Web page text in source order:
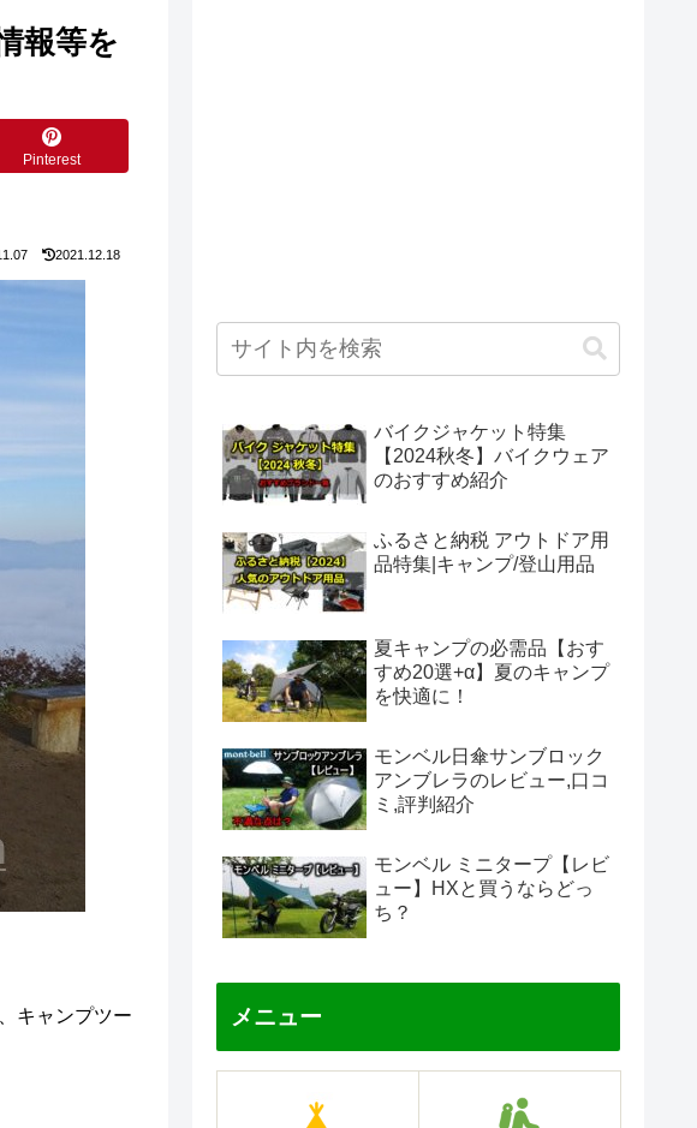
報等を
Pinterest
2021.12.18
キャンプツー
バイクジャケット特集
【2024秋冬】バイクウェア
のおすすめ紹介
ふるさと納税 アウトドア用
品特集|キャンプ/登山用品
夏キャンプの必需品【おす
すめ20選+α】夏のキャンプ
を快適に！
モンベル日傘サンブロック
アンブレラのレビュー,口コ
ミ,評判紹介
モンベル ミニタープ【レビ
ュー】HXと買うならどっ
ち？
メニュー